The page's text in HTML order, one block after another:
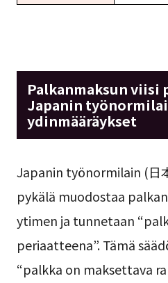
Palkanmaksun viisi
Japanin
ydinmääräykset
Japanin työnormilain (日
pykälä muodostaa
ytimen ja tunnetaan
periaatteena”. Tämä
“palkka on maksettava